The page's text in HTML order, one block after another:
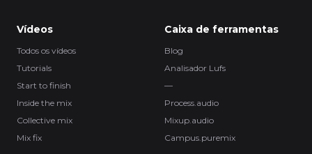
Vídeos
Todos os vídeos
Tutorials
Start to finish
Inside the mix
Collective mix
Mix fix
Caixa de ferramentas
Blog
Analisador Lufs
—
Process.audio
Mixup.audio
Campus.puremix